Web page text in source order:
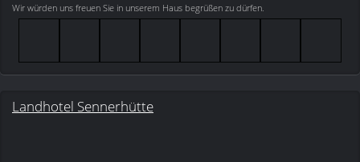
Wir würden uns freuen Sie in unserem Haus begrüßen zu dürfen.
Landhotel Sennerhütte